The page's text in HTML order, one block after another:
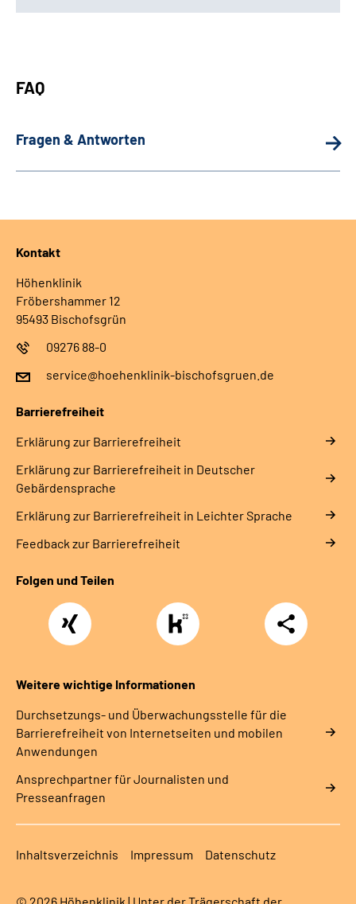
FAQ
Fragen & Antworten
Kontakt
Höhenklinik
Fröbershammer 12
95493 Bischofsgrün
09276 88-0
service@hoehenklinik-bischofsgruen.de
Barrierefreiheit
Erklärung zur Barrierefreiheit
Erklärung zur Barrierefreiheit in Deutscher
Gebärdensprache
Erklärung zur Barrierefreiheit in Leichter Sprache
Feedback zur Barrierefreiheit
Folgen und Teilen
Xing
https://www.kununu.com/de/deutsche-
rentenversicherung-
nordbayern6
Teilen
Weitere wichtige Informationen
Durchsetzungs- und Überwachungsstelle für die
Barrierefreiheit von Internetseiten und mobilen
Anwendungen
Ansprechpartner für Journalisten und
Presseanfragen
Inhaltsverzeichnis Impressum Datenschutz
© 2026 Höhenklinik | Unter der Trägerschaft der